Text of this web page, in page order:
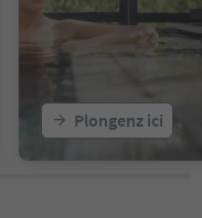
Plongenz ici